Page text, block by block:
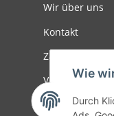
Wir über uns
Kontakt
Wie
Durch